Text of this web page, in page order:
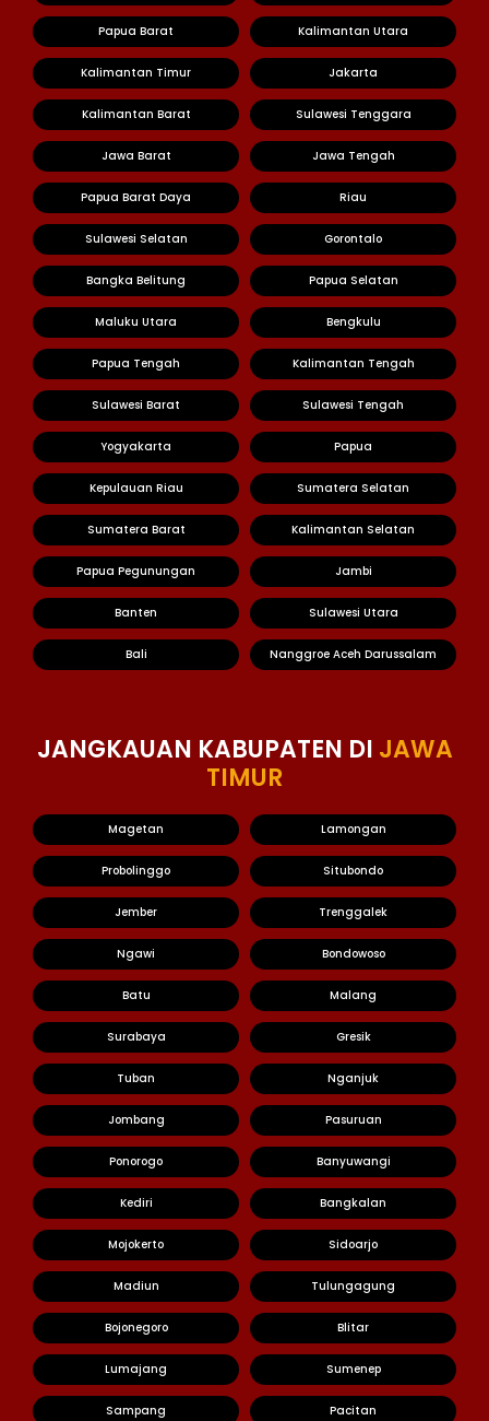
Papua Barat Kalimantan Utara
Kalimantan Timur Jakarta
Kalimantan Barat Sulawesi Tenggara
Jawa Barat Jawa Tengah
Papua Barat Daya Riau
Sulawesi Selatan Gorontalo
Bangka Belitung Papua Selatan
Maluku Utara Bengkulu
Papua Tengah Kalimantan Tengah
Sulawesi Barat Sulawesi Tengah
Yogyakarta Papua
Kepulauan Riau Sumatera Selatan
Sumatera Barat Kalimantan Selatan
Papua Pegunungan Jambi
Banten Sulawesi Utara
Bali Nanggroe Aceh Darussalam
JANGKAUAN KABUPATEN DI JAWA
TIMUR
Magetan Lamongan
Probolinggo Situbondo
Jember Trenggalek
Ngawi Bondowoso
Batu Malang
Surabaya Gresik
Tuban Nganjuk
Jombang Pasuruan
Ponorogo Banyuwangi
Kediri Bangkalan
Mojokerto Sidoarjo
Madiun Tulungagung
Bojonegoro Blitar
Lumajang Sumenep
Sampang Pacitan